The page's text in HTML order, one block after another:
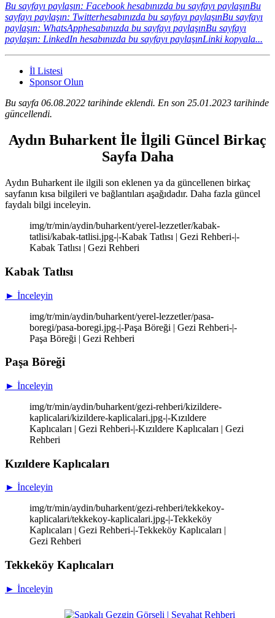
Bu sayfayı paylaşın: Facebook hesabınızda bu sayfayı paylaşınBu
sayfayı paylaşın: Twitterhesabınızda bu sayfayı paylaşınBu sayfayı
paylaşın: WhatsApphesabınızda bu sayfayı paylaşınBu sayfayı
paylaşın: LinkedIn hesabınızda bu sayfayı paylaşınLinki kopyala...
İl Listesi
Sponsor Olun
Bu sayfa 06.08.2022 tarihinde eklendi. En son 25.01.2023 tarihinde
güncellendi.
Aydın Buharkent İle İlgili Güncel Birkaç
Sayfa Daha
Aydın Buharkent ile ilgili son eklenen ya da güncellenen birkaç
sayfanın kısa bilgileri ve bağlantıları aşağıdadır. Daha fazla güncel
faydalı bilgi inceleyin.
img/tr/min/aydin/buharkent/yerel-lezzetler/kabak-
tatlisi/kabak-tatlisi.jpg-|-Kabak Tatlısı | Gezi Rehberi-|-
Kabak Tatlısı | Gezi Rehberi
Kabak Tatlısı
► İnceleyin
img/tr/min/aydin/buharkent/yerel-lezzetler/pasa-
boregi/pasa-boregi.jpg-|-Paşa Böreği | Gezi Rehberi-|-
Paşa Böreği | Gezi Rehberi
Paşa Böreği
► İnceleyin
img/tr/min/aydin/buharkent/gezi-rehberi/kizildere-
kaplicalari/kizildere-kaplicalari.jpg-|-Kızıldere
Kaplıcaları | Gezi Rehberi-|-Kızıldere Kaplıcaları | Gezi
Rehberi
Kızıldere Kaplıcaları
► İnceleyin
img/tr/min/aydin/buharkent/gezi-rehberi/tekkekoy-
kaplicalari/tekkekoy-kaplicalari.jpg-|-Tekkeköy
Kaplıcaları | Gezi Rehberi-|-Tekkeköy Kaplıcaları |
Gezi Rehberi
Tekkeköy Kaplıcaları
► İnceleyin